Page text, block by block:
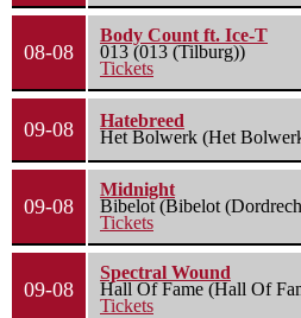
08-08
Body Count ft. Ice-T
013 (013 (Tilburg))
Tickets
09-08
Hatebreed
Het Bolwerk (Het
09-08
Midnight
Bibelot (Bibelot
Tickets
09-08
Spectral Wound
Hall Of Fame (Hall Of
Tickets